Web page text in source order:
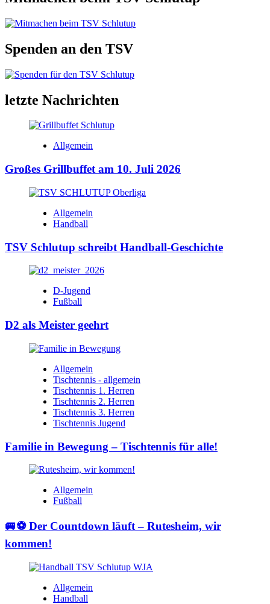
Spenden an den TSV
letzte Nachrichten
Allgemein
Großes Grillbuffet am 10. Juli 2026
Allgemein
Handball
TSV Schlutup schreibt Handball-Geschichte
D-Jugend
Fußball
D2 als Meister geehrt
Allgemein
Tischtennis - allgemein
Tischtennis 1. Herren
Tischtennis 2. Herren
Tischtennis 3. Herren
Tischtennis Jugend
Familie in Bewegung – Tischtennis für alle!
Allgemein
Fußball
🚐⚽ Der Countdown läuft – Rutesheim, wir
kommen!
Allgemein
Handball